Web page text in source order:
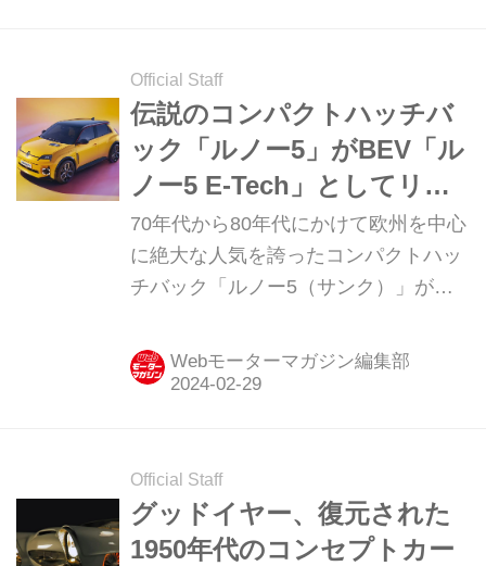
Official Staff
伝説のコンパクトハッチバ
ック「ルノー5」がBEV「ル
ノー5 E-Tech」としてリボ
ーン
70年代から80年代にかけて欧州を中心
に絶大な人気を誇ったコンパクトハッ
チバック「ルノー5（サンク）」が、
Tech」として蘇った。2024年2月26日
（スイス・現地時間）、「ジュネーブ
Webモーターマガジン編集部
Official Staff
グッドイヤー、復元された
1950年代のコンセプトカー